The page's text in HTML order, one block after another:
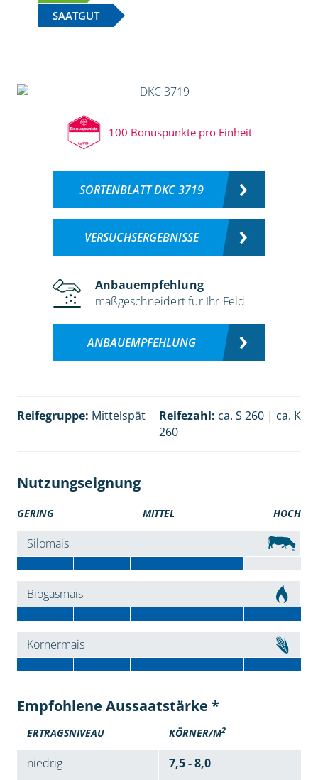
SAATGUT
100 Bonuspunkte pro Einheit
SORTENBLATT DKC 3719
VERSUCHSERGEBNISSE
Anbauempfehlung
maßgeschneidert für Ihr Feld
ANBAUEMPFEHLUNG
Reifegruppe: Mittelspät Reifezahl: ca. S 260 | ca. K
260
Nutzungseignung
GERING MITTEL HOCH
Silomais
Biogasmais
Körnermais
Empfohlene Aussaatstärke *
ERTRAGSNIVEAU KÖRNER/M2
niedrig
7,5 - 8,0